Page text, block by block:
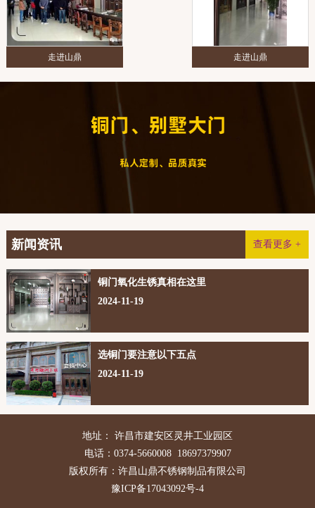
走进山鼎 走进山鼎
查看更多 +
新闻资讯
铜门氧化生锈真相在这里
2024-11-19
选铜门要注意以下五点
2024-11-19
地址： 许昌市建安区灵井工业园区
电话：0374-5660008 18697379907
版权所有：许昌山鼎不锈钢制品有限公司
豫ICP备17043092号-4